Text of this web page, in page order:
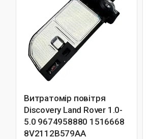
Витратомір повітря
Discovery Land Rover 1.0-
5.0 9674958880 1516668
8V2112B579AA